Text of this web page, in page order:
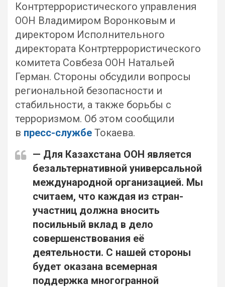
Контртеррористического управления
ООН Владимиром Воронковым и
директором Исполнительного
директората Контртеррористического
комитета Совбеза ООН Натальей
Герман. Стороны обсудили вопросы
региональной безопасности и
стабильности, а также борьбы с
терроризмом. Об этом сообщили
в пресс-службе Токаева.
— Для Казахстана ООН является
безальтернативной универсальной
международной организацией. Мы
считаем, что каждая из стран-
участниц должна вносить
посильный вклад в дело
совершенствования её
деятельности. С нашей стороны
будет оказана всемерная
поддержка многогранной